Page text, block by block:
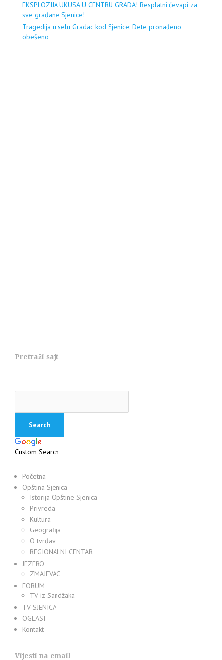
EKSPLOZIJA UKUSA U CENTRU GRADA! Besplatni ćevapi za
sve građane Sjenice!
Tragedija u selu Gradac kod Sjenice: Dete pronađeno
obešeno
Pretraži sajt
Custom Search
Početna
Opština Sjenica
Istorija Opštine Sjenica
Privreda
Kultura
Geografija
O tvrđavi
REGIONALNI CENTAR
JEZERO
ZMAJEVAC
FORUM
TV iz Sandžaka
TV SJENICA
OGLASI
Kontakt
Vijesti na email